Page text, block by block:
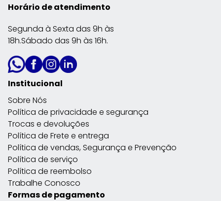
Horário de atendimento
Segunda à Sexta das 9h às
18h.Sábado das 9h às 16h.
Institucional
Sobre Nós
Política de privacidade e segurança
Trocas e devoluções
Política de Frete e entrega
Política de vendas, Segurança e Prevenção
Política de serviço
Política de reembolso
Trabalhe Conosco
Formas de pagamento